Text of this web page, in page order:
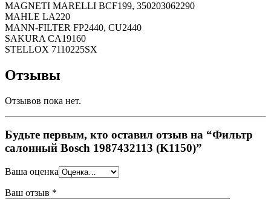
MAGNETI MARELLI BCF199, 350203062290
MAHLE LA220
MANN-FILTER FP2440, CU2440
SAKURA CA19160
STELLOX 7110225SX
Отзывы
Отзывов пока нет.
Будьте первым, кто оставил отзыв на “Фильтр
салонный Bosch 1987432113 (K1150)”
Ваша оценка
Ваш отзыв *